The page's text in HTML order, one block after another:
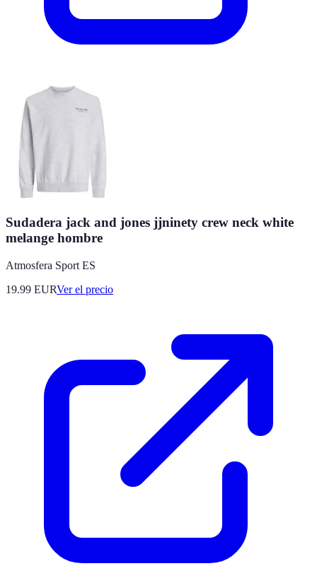
Sudadera jack and jones jjninety crew neck white
melange hombre
Atmosfera Sport ES
19.99 EURVer el precio